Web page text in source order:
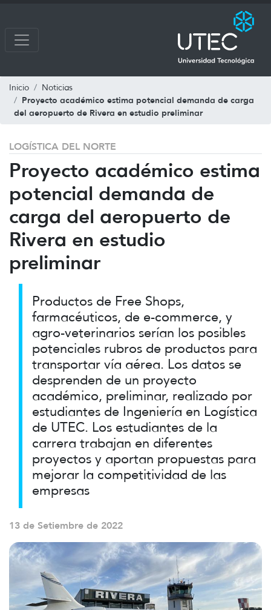
Inicio Noticias
Proyecto académico estima potencial demanda de carga
del aeropuerto de Rivera en estudio preliminar
LOGÍSTICA DEL NORTE
Proyecto académico estima
potencial demanda de
carga del aeropuerto de
Rivera en estudio
preliminar
Productos de Free Shops,
farmacéuticos, de e-commerce, y
agro-veterinarios serían los posibles
potenciales rubros de productos para
transportar vía aérea. Los datos se
desprenden de un proyecto
académico, preliminar, realizado por
estudiantes de Ingeniería en Logística
de UTEC. Los estudiantes de la
carrera trabajan en diferentes
proyectos y aportan propuestas para
mejorar la competitividad de las
empresas
13 de Setiembre de 2022